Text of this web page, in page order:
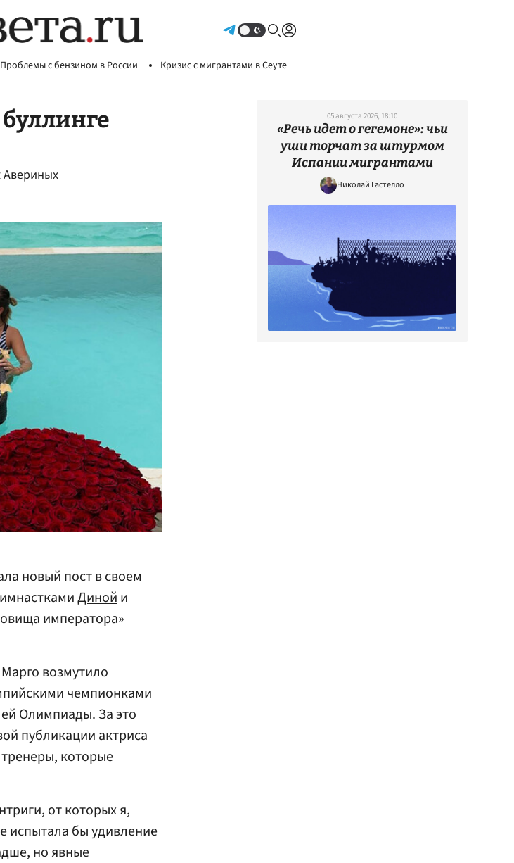
Проблемы с бензином в России Кризис с мигрантами в Сеуте
Авериных
новый пост в своем
Динойи
императора»
возмутило
чемпионками
Олимпиады. За это
публикации актриса
тренеры, которые
от которых я,
испытала бы удивление
но явные
05 августа 2026, 18:10
«Речь идет о гегемоне»: чьи
уши торчат за штурмом
Испании мигрантами
Николай Гастелло